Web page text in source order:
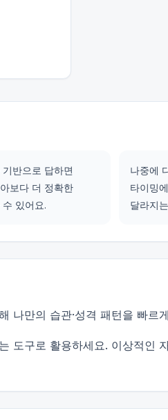
반으로 답하면
보다 더 정확한
있어요.
나중에
타이밍
달라지
나만의 습관·성격 패턴을 빠르
도구로 활용하세요. 이상적인